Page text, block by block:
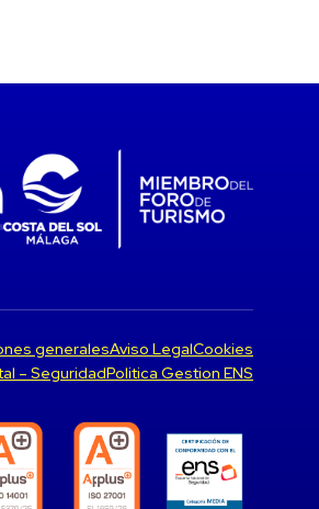
generalesAviso LegalCookies
– SeguridadPolitica Gestion ENS